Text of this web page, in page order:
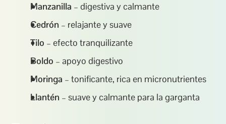
Manzanilla – digestiva y calmante
Cedrón – relajante y suave
Tilo – efecto tranquilizante
Boldo – apoyo digestivo
Moringa – tonificante, rica en micronutrientes
Llantén – suave y calmante para la garganta